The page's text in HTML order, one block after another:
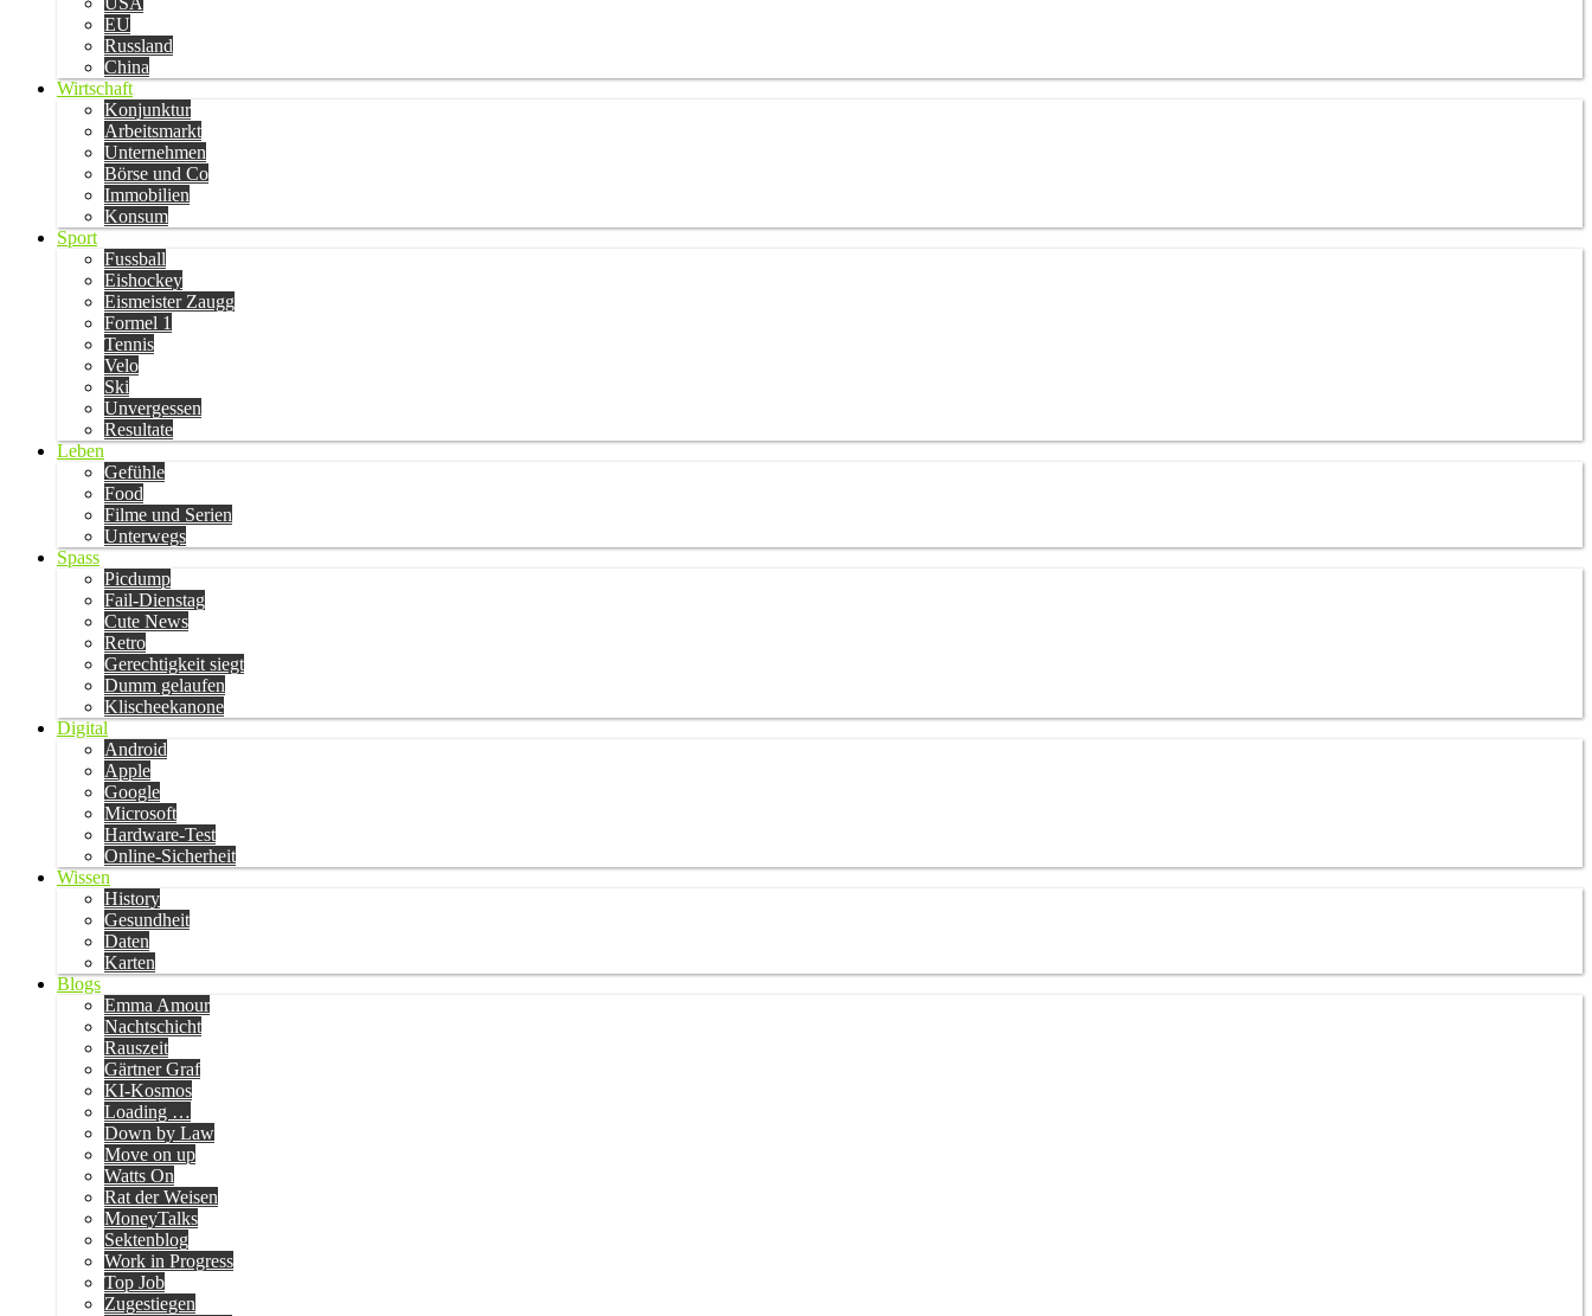
EU
Russland
China
Wirtschaft
Konjunktur
Arbeitsmarkt
Unternehmen
Börse und Co
Immobilien
Konsum
Sport
Fussball
Eishockey
Eismeister Zaugg
Formel 1
Tennis
Velo
Ski
Unvergessen
Resultate
Leben
Gefühle
Food
Filme und Serien
Unterwegs
Spass
Picdump
Fail-Dienstag
Cute News
Retro
Gerechtigkeit siegt
Dumm gelaufen
Klischeekanone
Digital
Android
Apple
Google
Microsoft
Hardware-Test
Online-Sicherheit
Wissen
History
Gesundheit
Daten
Karten
Blogs
Emma Amour
Nachtschicht
Rauszeit
Gärtner Graf
KI-Kosmos
Loading …
Down by Law
Move on up
Watts On
Rat der Weisen
MoneyTalks
Sektenblog
Work in Progress
Top Job
Zugestiegen